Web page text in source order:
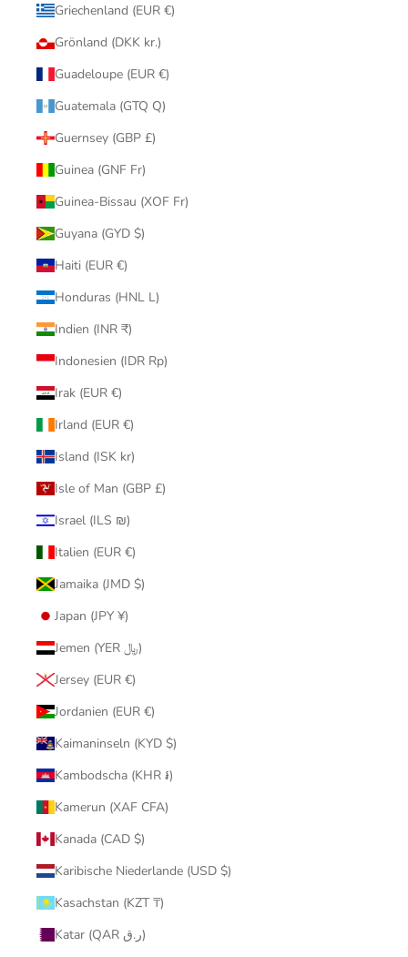
Griechenland (EUR €)
Grönland (DKK kr.)
Guadeloupe (EUR €)
Guatemala (GTQ Q)
Guernsey (GBP £)
Guinea (GNF Fr)
Guinea-Bissau (XOF Fr)
Guyana (GYD $)
Haiti (EUR €)
Honduras (HNL L)
Indien (INR ₹)
Indonesien (IDR Rp)
Irak (EUR €)
Irland (EUR €)
Island (ISK kr)
Isle of Man (GBP £)
Israel (ILS ₪)
Italien (EUR €)
Jamaika (JMD $)
Japan (JPY ¥)
Jemen (YER ﷼)
Jersey (EUR €)
Jordanien (EUR €)
Kaimaninseln (KYD $)
Kambodscha (KHR ៛)
Kamerun (XAF CFA)
Kanada (CAD $)
Karibische Niederlande (USD $)
Kasachstan (KZT ₸)
Katar (QAR ر.ق)